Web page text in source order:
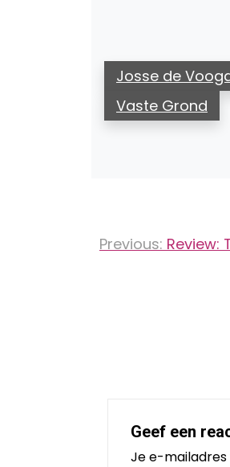
Josse de
Vaste Grond
Bericht
Previous: Review:
Geef een
Je e-